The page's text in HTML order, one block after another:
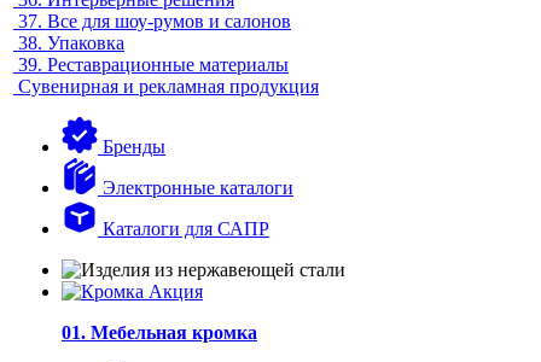
37. Все для шоу-румов и салонов
38. Упаковка
39. Реставрационные материалы
Сувенирная и рекламная продукция
Бренды
Электронные каталоги
Каталоги для САПР
01. Мебельная кромка